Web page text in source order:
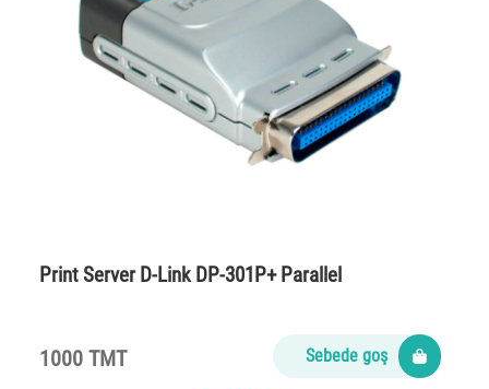
Print Server D-Link DP-301P+ Parallel
1000 TMT Sebede goş